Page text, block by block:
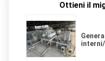
Ottieni il